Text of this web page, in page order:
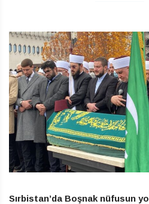
Sırbistan’da Boşnak nüfusun